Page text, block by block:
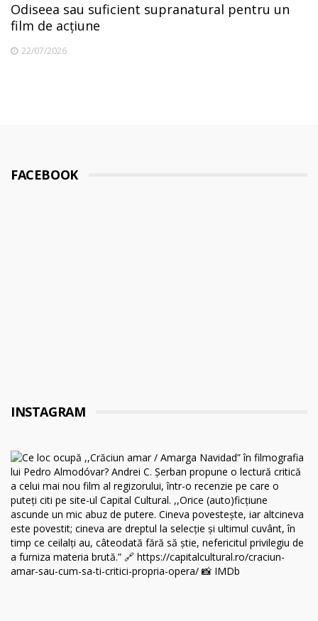
Odiseea sau suficient supranatural pentru un
film de acțiune
22/07/2026
FACEBOOK
INSTAGRAM